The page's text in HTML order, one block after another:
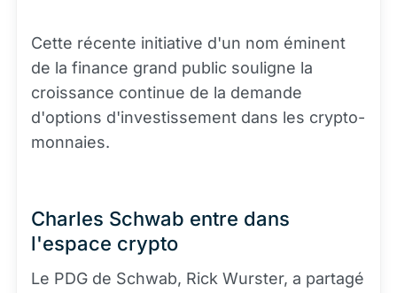
Cette récente initiative d'un nom éminent
de la finance grand public souligne la
croissance continue de la demande
d'options d'investissement dans les crypto-
monnaies.
Charles Schwab entre dans
l'espace crypto
Le PDG de Schwab, Rick Wurster, a partagé